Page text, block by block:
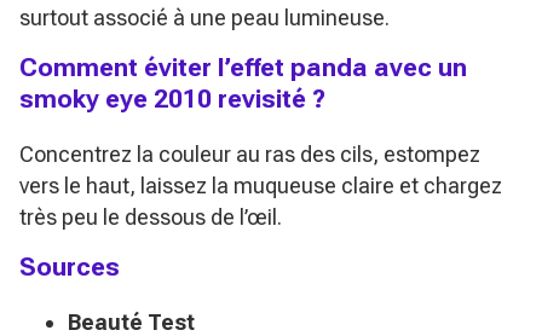
surtout associé à une peau lumineuse.
Comment éviter l’effet panda avec un
smoky eye 2010 revisité ?
Concentrez la couleur au ras des cils, estompez
vers le haut, laissez la muqueuse claire et chargez
très peu le dessous de l’œil.
Sources
Beauté Test